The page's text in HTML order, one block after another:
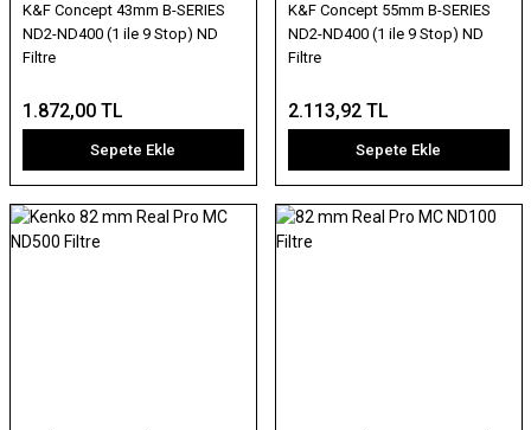
K&F Concept 43mm B-SERIES
ND2-ND400 (1 ile 9 Stop) ND
Filtre
1.872,00 TL
Sepete Ekle
K&F Concept 55mm B-SERIES
ND2-ND400 (1 ile 9 Stop) ND
Filtre
2.113,92 TL
Sepete Ekle